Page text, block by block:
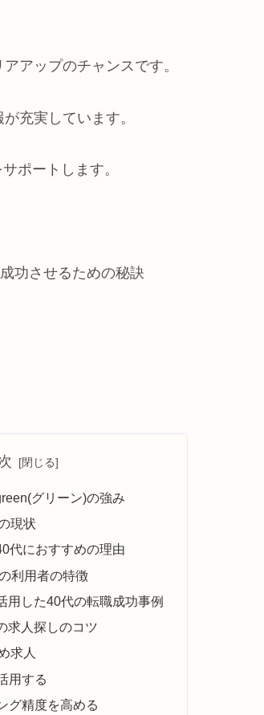
アップのチャンスです。
充実しています。
ポートします。
功させるための秘訣
グリーン)の強み
現状
代におすすめの理由
利用者の特徴
用した40代の転職成功事例
求人探しのコツ
求人
用する
グ精度を高める